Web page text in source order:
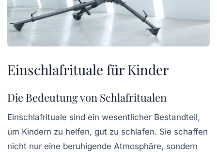
Einschlafrituale für Kinder
Die Bedeutung von Schlafritualen
Einschlafrituale sind ein wesentlicher Bestandteil,
um Kindern zu helfen, gut zu schlafen. Sie schaffen
nicht nur eine beruhigende Atmosphäre, sondern